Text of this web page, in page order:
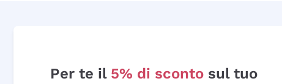
Per te il 5% di sconto sul tuo